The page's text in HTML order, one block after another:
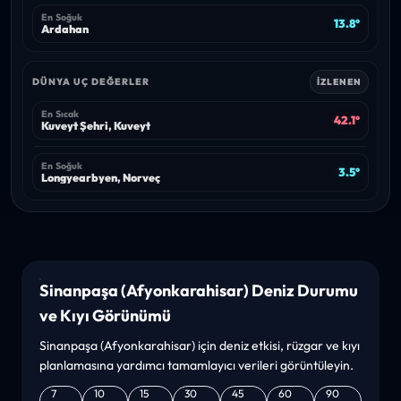
En Soğuk
Ardahan 13.8°
DÜNYA UÇ DEĞERLER İZLENEN
En Sıcak
Kuveyt Şehri, Kuveyt 42.1°
En Soğuk
Longyearbyen, Norveç 3.5°
Sinanpaşa (Afyonkarahisar) Deniz Durumu
ve Kıyı Görünümü
Sinanpaşa (Afyonkarahisar) için deniz etkisi, rüzgar ve kıyı
planlamasına yardımcı tamamlayıcı verileri görüntüleyin.
7
10
15
30
45
60
90